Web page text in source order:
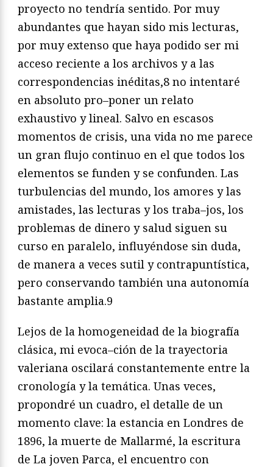
proyecto no tendría sentido. Por muy
abundantes que hayan sido mis lecturas,
por muy extenso que haya podido ser mi
acceso reciente a los archivos y a las
correspondencias inéditas,8 no intentaré
en absoluto pro–poner un relato
exhaustivo y lineal. Salvo en escasos
momentos de crisis, una vida no me parece
un gran flujo continuo en el que todos los
elementos se funden y se confunden. Las
turbulencias del mundo, los amores y las
amistades, las lecturas y los traba–jos, los
problemas de dinero y salud siguen su
curso en paralelo, influyéndose sin duda,
de manera a veces sutil y contrapuntística,
pero conservando también una autonomía
bastante amplia.9
Lejos de la homogeneidad de la biografía
clásica, mi evoca–ción de la trayectoria
valeriana oscilará constantemente entre la
cronología y la temática. Unas veces,
propondré un cuadro, el detalle de un
momento clave: la estancia en Londres de
1896, la muerte de Mallarmé, la escritura
de La joven Parca, el encuentro con